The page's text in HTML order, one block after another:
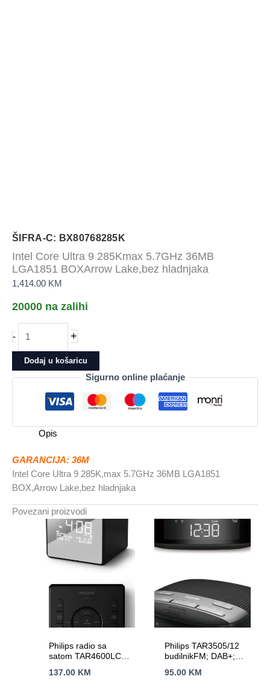
ŠIFRA-C: BX80768285K
Intel Core Ultra 9 285Kmax 5.7GHz 36MB
LGA1851 BOXArrow Lake,bez hladnjaka
1,414.00 KM
20000 na zalihi
-
Core
Ultra
9
5.7GHz
LGA1851
BOXArrow
Lake,bez
hladnjaka
količina
+
Dodaj u košaricu
Sigurno online plaćanje
Opis
GARANCIJA: 36M
Intel Core Ultra 9 285K,max 5.7GHz 36MB LGA1851
BOX,Arrow Lake,bez hladnjaka
Povezani proizvodi
Philips radio sa
satom TAR4600LCD
FM/DAB+;USB-C
137.00 KM
Philips TAR3505/12
budilnikFM; DAB+;
alarm;Izlazna snaga
95.00 KM